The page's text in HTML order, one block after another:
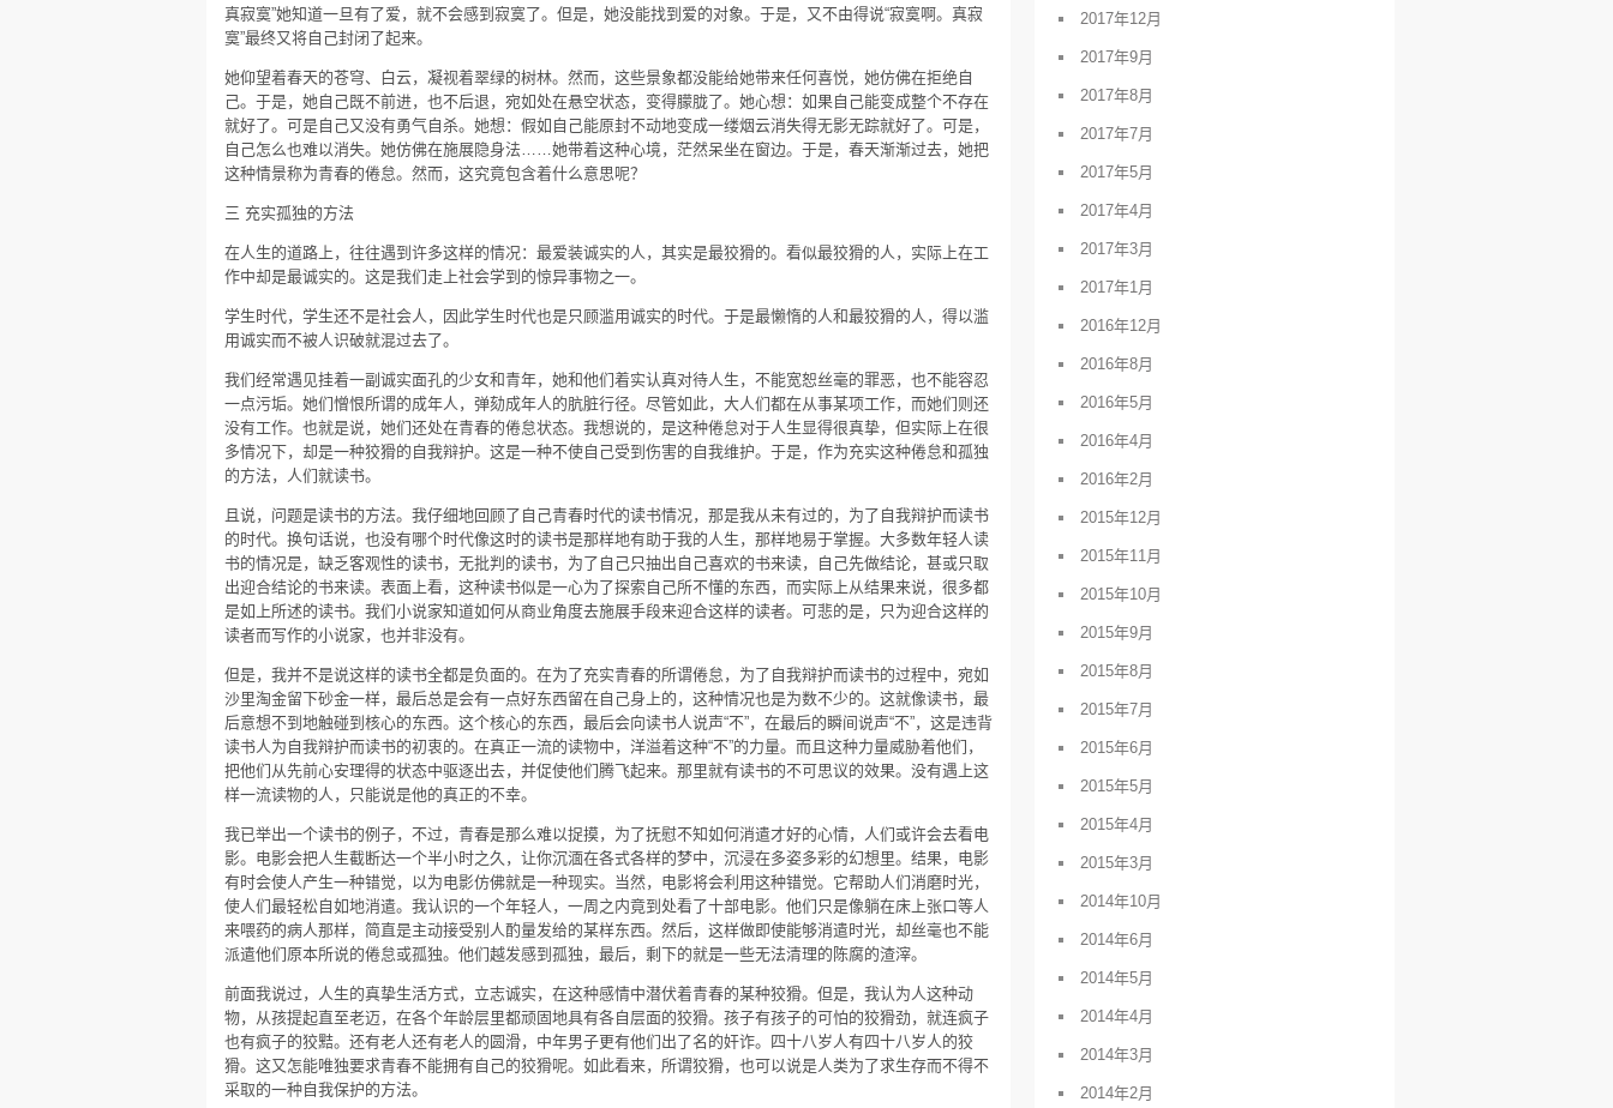
真寂寞”她知道一旦有了爱，就不会感到寂寞了。但是，她没能找到爱的对象。于是，又不由得说“寂寞啊。真寂
寞”最终又将自己封闭了起来。
她仰望着春天的苍穹、白云，凝视着翠绿的树林。然而，这些景象都没能给她带来任何喜悦，她仿佛在拒绝自
己。于是，她自己既不前进，也不后退，宛如处在悬空状态，变得朦胧了。她心想：如果自己能变成整个不存在
就好了。可是自己又没有勇气自杀。她想：假如自己能原封不动地变成一缕烟云消失得无影无踪就好了。可是，
自己怎么也难以消失。她仿佛在施展隐身法……她带着这种心境，茫然呆坐在窗边。于是，春天渐渐过去，她把
这种情景称为青春的倦怠。然而，这究竟包含着什么意思呢？
三 充实孤独的方法
在人生的道路上，往往遇到许多这样的情况：最爱装诚实的人，其实是最狡猾的。看似最狡猾的人，实际上在工
作中却是最诚实的。这是我们走上社会学到的惊异事物之一。
学生时代，学生还不是社会人，因此学生时代也是只顾滥用诚实的时代。于是最懒惰的人和最狡猾的人，得以滥
用诚实而不被人识破就混过去了。
我们经常遇见挂着一副诚实面孔的少女和青年，她和他们着实认真对待人生，不能宽恕丝毫的罪恶，也不能容忍
一点污垢。她们憎恨所谓的成年人，弹劾成年人的肮脏行径。尽管如此，大人们都在从事某项工作，而她们则还
没有工作。也就是说，她们还处在青春的倦怠状态。我想说的，是这种倦怠对于人生显得很真挚，但实际上在很
多情况下，却是一种狡猾的自我辩护。这是一种不使自己受到伤害的自我维护。于是，作为充实这种倦怠和孤独
的方法，人们就读书。
且说，问题是读书的方法。我仔细地回顾了自己青春时代的读书情况，那是我从未有过的，为了自我辩护而读书
的时代。换句话说，也没有哪个时代像这时的读书是那样地有助于我的人生，那样地易于掌握。大多数年轻人读
书的情况是，缺乏客观性的读书，无批判的读书，为了自己只抽出自己喜欢的书来读，自己先做结论，甚或只取
出迎合结论的书来读。表面上看，这种读书似是一心为了探索自己所不懂的东西，而实际上从结果来说，很多都
是如上所述的读书。我们小说家知道如何从商业角度去施展手段来迎合这样的读者。可悲的是，只为迎合这样的
读者而写作的小说家，也并非没有。
但是，我并不是说这样的读书全都是负面的。在为了充实青春的所谓倦怠，为了自我辩护而读书的过程中，宛如
沙里淘金留下砂金一样，最后总是会有一点好东西留在自己身上的，这种情况也是为数不少的。这就像读书，最
后意想不到地触碰到核心的东西。这个核心的东西，最后会向读书人说声“不”，在最后的瞬间说声“不”，这是违背
读书人为自我辩护而读书的初衷的。在真正一流的读物中，洋溢着这种“不”的力量。而且这种力量威胁着他们，
把他们从先前心安理得的状态中驱逐出去，并促使他们腾飞起来。那里就有读书的不可思议的效果。没有遇上这
样一流读物的人，只能说是他的真正的不幸。
我已举出一个读书的例子，不过，青春是那么难以捉摸，为了抚慰不知如何消遣才好的心情，人们或许会去看电
影。电影会把人生截断达一个半小时之久，让你沉湎在各式各样的梦中，沉浸在多姿多彩的幻想里。结果，电影
有时会使人产生一种错觉，以为电影仿佛就是一种现实。当然，电影将会利用这种错觉。它帮助人们消磨时光，
使人们最轻松自如地消遣。我认识的一个年轻人，一周之内竟到处看了十部电影。他们只是像躺在床上张口等人
来喂药的病人那样，简直是主动接受别人酌量发给的某样东西。然后，这样做即使能够消遣时光，却丝毫也不能
派遣他们原本所说的倦怠或孤独。他们越发感到孤独，最后，剩下的就是一些无法清理的陈腐的渣滓。
前面我说过，人生的真挚生活方式，立志诚实，在这种感情中潜伏着青春的某种狡猾。但是，我认为人这种动
物，从孩提起直至老迈，在各个年龄层里都顽固地具有各自层面的狡猾。孩子有孩子的可怕的狡猾劲，就连疯子
也有疯子的狡黠。还有老人还有老人的圆滑，中年男子更有他们出了名的奸诈。四十八岁人有四十八岁人的狡
猾。这又怎能唯独要求青春不能拥有自己的狡猾呢。如此看来，所谓狡猾，也可以说是人类为了求生存而不得不
采取的一种自我保护的方法。
2017年12月
2017年9月
2017年8月
2017年7月
2017年5月
2017年4月
2017年3月
2017年1月
2016年12月
2016年8月
2016年5月
2016年4月
2016年2月
2015年12月
2015年11月
2015年10月
2015年9月
2015年8月
2015年7月
2015年6月
2015年5月
2015年4月
2015年3月
2014年10月
2014年6月
2014年5月
2014年4月
2014年3月
2014年2月